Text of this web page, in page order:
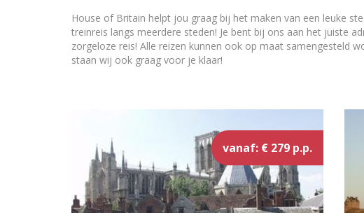
House of Britain helpt jou graag bij het maken van een leuke
treinreis langs meerdere steden! Je bent bij ons aan het juiste
zorgeloze reis! Alle reizen kunnen ook op maat samengesteld
staan wij ook graag voor je klaar!
vanaf: € 279 p.p.